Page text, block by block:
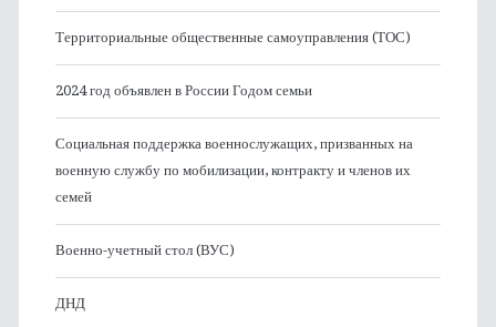
Территориальные общественные самоуправления (ТОС)
2024 год объявлен в России Годом семьи
Социальная поддержка военнослужащих, призванных на
военную службу по мобилизации, контракту и членов их
семей
Военно-учетный стол (ВУС)
ДНД